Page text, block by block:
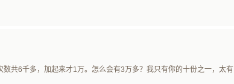
共6千多，加起来才1万。怎么会有3万多？我只有你的十份之一，太有